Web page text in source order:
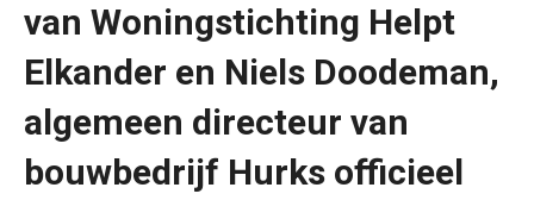
van Woningstichting Helpt
Elkander en Niels Doodeman,
algemeen directeur van
bouwbedrijf Hurks officieel